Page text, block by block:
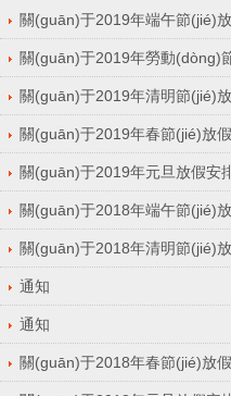
關(guān)于2019年端午節(jié)
關(guān)于2019年勞動(dòng)
關(guān)于2019年清明節(jié)
關(guān)于2019年春節(jié)放
關(guān)于2019年元旦放假安
關(guān)于2018年端午節(jié)
關(guān)于2018年清明節(jié)
通知
通知
關(guān)于2018年春節(jié)放